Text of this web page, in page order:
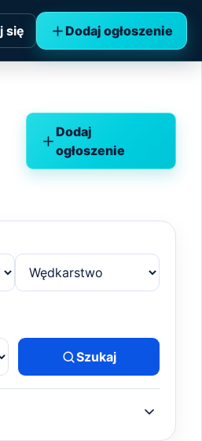
się Dodaj ogłoszenie
Dodaj
ogłoszenie
Szukaj